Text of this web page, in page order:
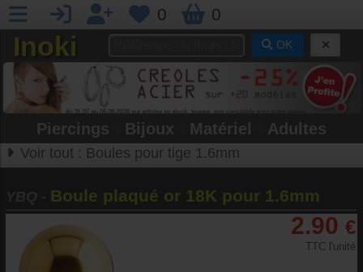
0 0
Inoki OK
Piercings Bijoux Matériel Adultes
Voir tout : Boules pour tige 1.6mm
Boule plaqué or 18K pour 1.6mm
2.90 €
TTC l'unité